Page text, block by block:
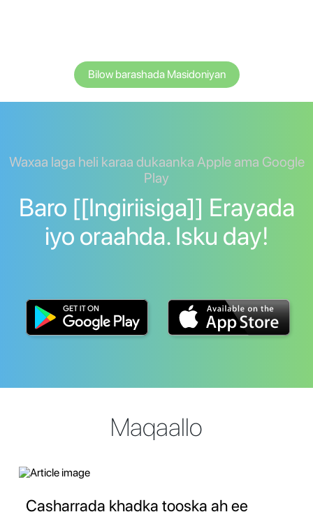
Bilow barashada Masidoniyan
Waxaa laga heli karaa dukaanka Apple ama Google
Play
Baro [[Ingiriisiga]] Erayada
iyo oraahda. Isku day!
Maqaallo
Casharrada khadka tooska ah ee